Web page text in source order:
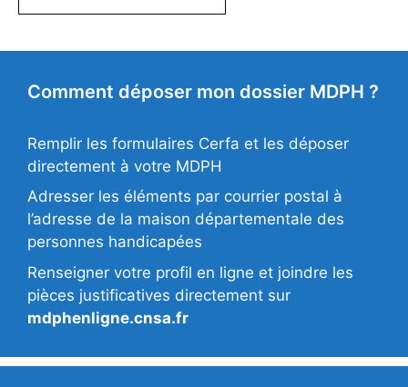
Comment déposer mon dossier MDPH ?
Remplir les formulaires Cerfa et les déposer
directement à votre MDPH
Adresser les éléments par courrier postal à
l’adresse de la maison départementale des
personnes handicapées
Renseigner votre profil en ligne et joindre les
pièces justificatives directement sur
mdphenligne.cnsa.fr